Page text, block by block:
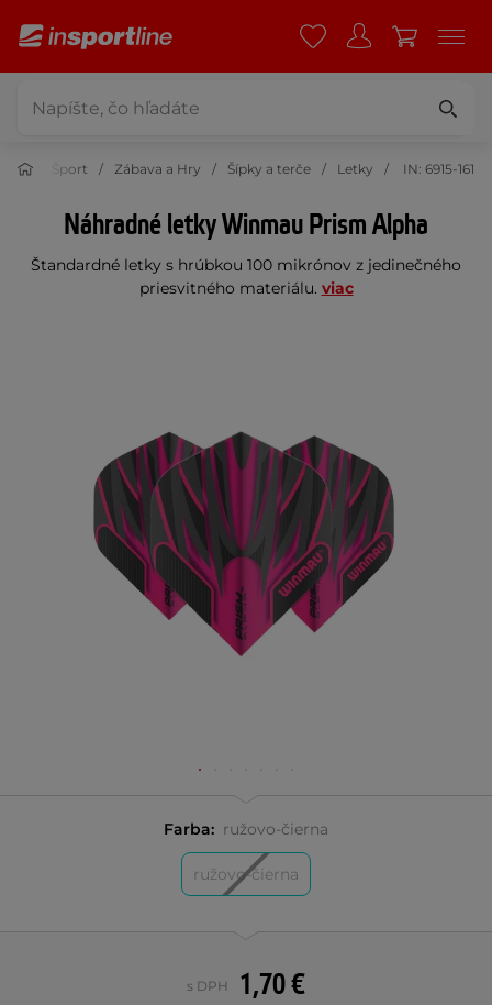
Šport Zábava a Hry Šípky a terče Letky IN: 6915-161
Náhradné letky Winmau Prism Alpha
Štandardné letky s hrúbkou 100 mikrónov z jedinečného
priesvitného materiálu. viac
Farba: ružovo-čierna
ružovo-čierna
1,70 €
s DPH